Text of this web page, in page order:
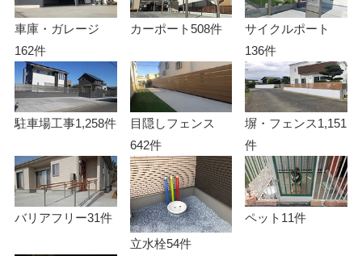
車庫・ガレージ
162件
カーポート508件
サイクルポート
136件
駐車場工事1,258件
目隠しフェンス
642件
塀・フェンス1,151
件
バリアフリー31件
立水栓54件
ペット 11件